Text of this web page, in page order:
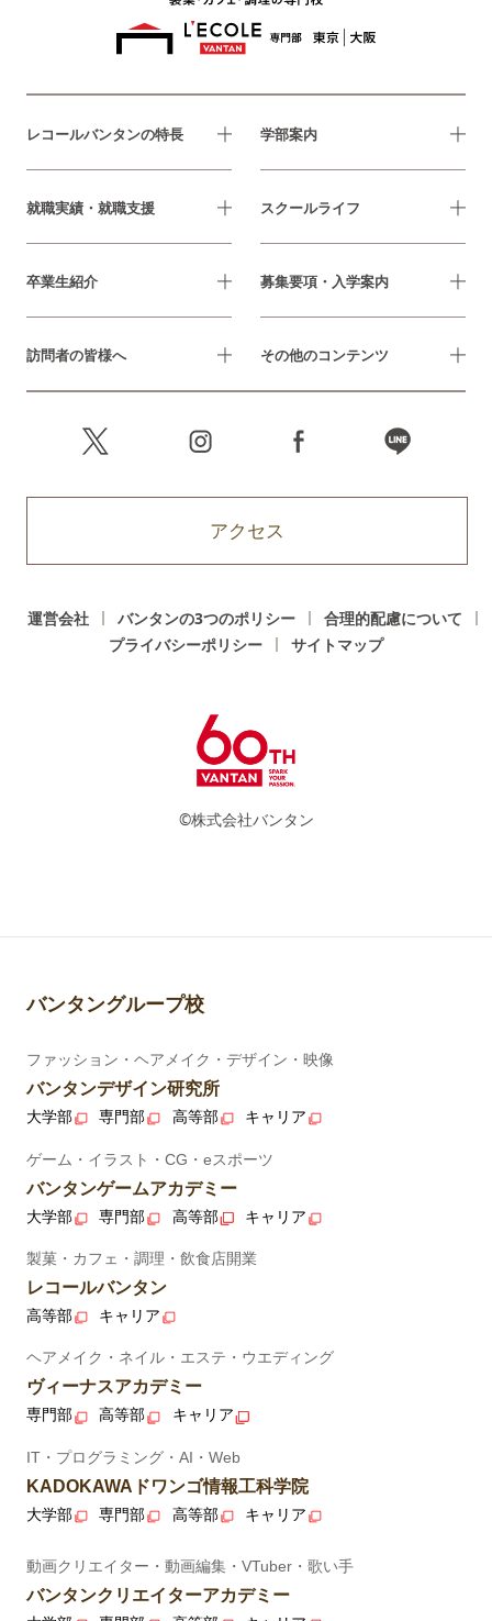
レコールバンタンの特長 学部案内
就職実績・就職支援 スクールライフ
卒業生紹介 募集要項・入学案内
訪問者の皆様へ その他のコンテンツ
アクセス
運営会社 バンタンの3つのポリシー
合理的配慮について
プライバシーポリシー
サイトマップ
©株式会社バンタン
バンタングループ校
ファッション・ヘアメイク・デザイン・映像
バンタンデザイン研究所
大学部 専門部 高等部 キャリア
ゲーム・イラスト・CG・eスポーツ
バンタンゲームアカデミー
大学部 専門部 高等部 キャリア
製菓・カフェ・調理・飲食店開業
レコールバンタン
高等部 キャリア
ヘアメイク・ネイル・エステ・ウエディング
ヴィーナスアカデミー
専門部 高等部 キャリア
IT・プログラミング・AI・Web
KADOKAWAドワンゴ情報工科学院
大学部 専門部 高等部 キャリア
動画クリエイター・動画編集・VTuber・歌い手
バンタンクリエイターアカデミー